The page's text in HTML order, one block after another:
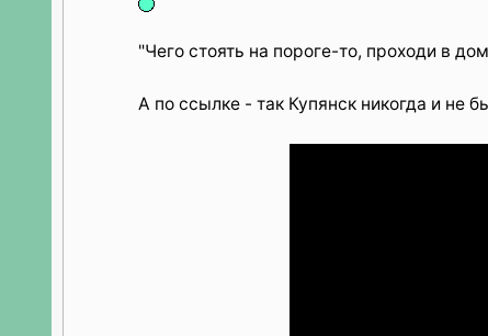
"Чего стоять на пороге-то, проходи в
А по ссылке - так Купянск никогда и не